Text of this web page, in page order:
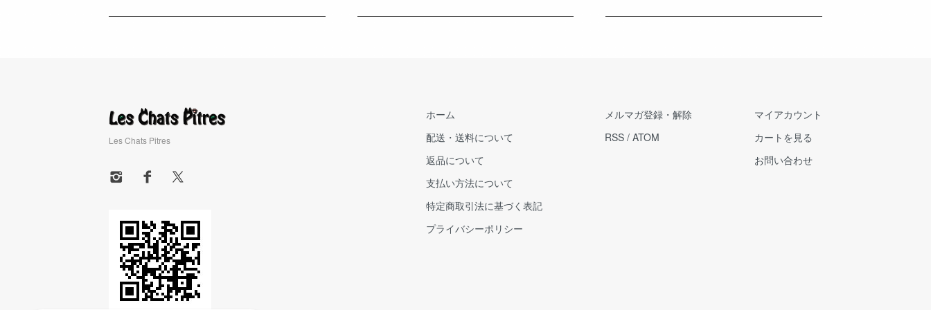
Les Chats Pitres
ホーム
配送・送料について
返品について
支払い方法について
特定商取引法に基づく表記
プライバシーポリシー
メルマガ登録・解除
RSS / ATOM
マイアカウント
カートを見る
お問い合わせ